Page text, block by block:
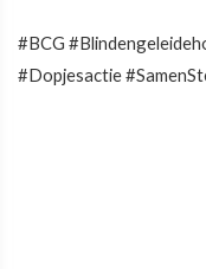
#BCG
#Dopjesactie